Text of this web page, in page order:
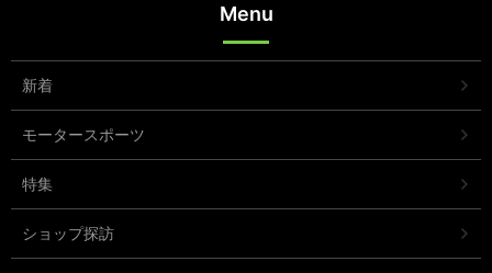
Menu
新着
モータースポーツ
特集
ショップ探訪